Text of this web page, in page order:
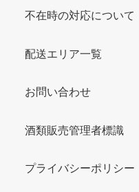
不在時の対応について
配送エリア一覧
お問い合わせ
酒類販売管理者標識
プライバシーポリシー